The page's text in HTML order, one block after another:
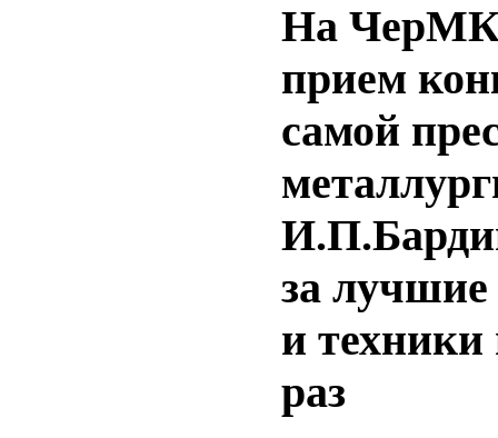
На ЧерМК
прием
самой
за лучшие
и
раз